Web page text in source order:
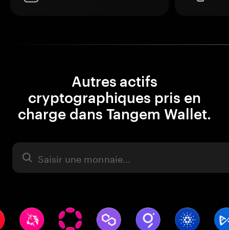
Autres actifs
cryptographiques pris en
charge dans Tangem Wallet.
Actifs